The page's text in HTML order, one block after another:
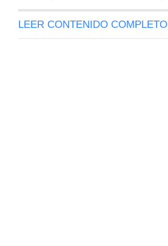
LEER CONTENIDO COMPLETO